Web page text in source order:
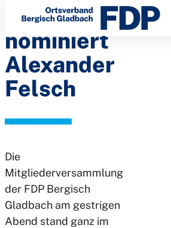
Direkt
Inhalt
Auch FDP
nominiert
Alexander
Felsch
Die
Mitgliederversammlung
der FDP Bergisch
Gladbach am gestrigen
Abend stand ganz im